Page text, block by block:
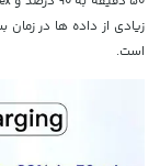
است.